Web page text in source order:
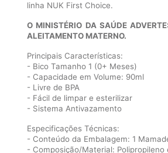
linha NUK First Choice.
O MINISTÉRIO DA SAÚDE
ALEITAMENTO MATERNO.
Principais Características:
- Bico Tamanho 1 (0+ Meses)
- Capacidade em Volume: 90ml
- Livre de BPA
- Fácil de limpar e esterilizar
- Sistema Antivazamento
Especificações Técnicas:
- Conteúdo da Embalagem: 1
- Composição/Material: Polipropileno